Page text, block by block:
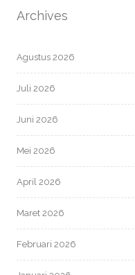
Archives
Agustus 2026
Juli 2026
Juni 2026
Mei 2026
April 2026
Maret 2026
Februari 2026